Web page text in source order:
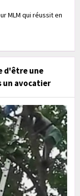
MLM qui réussit en
d'être une
un avocatier